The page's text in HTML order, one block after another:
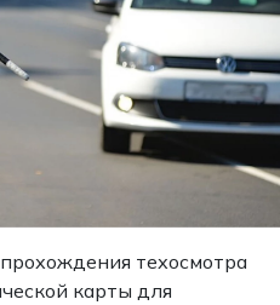
техосмотра
карты для